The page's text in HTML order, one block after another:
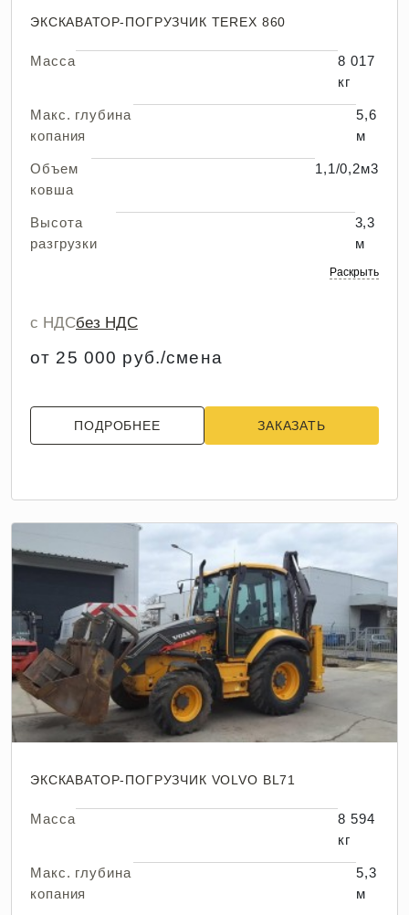
ЭКСКАВАТОР-ПОГРУЗЧИК TEREX 860
Масса
8 017
кг
Макс. глубина
копания
5,6
м
Объем
ковша
1,1/0,2м3
Высота
разгрузки
3,3
м
Раскрыть
с НДСбез НДС
от 25 000 руб./смена
ПОДРОБНЕЕ ЗАКАЗАТЬ
ЭКСКАВАТОР-ПОГРУЗЧИК VOLVO BL71
Масса
8 594
кг
Макс. глубина
копания
5,3
м